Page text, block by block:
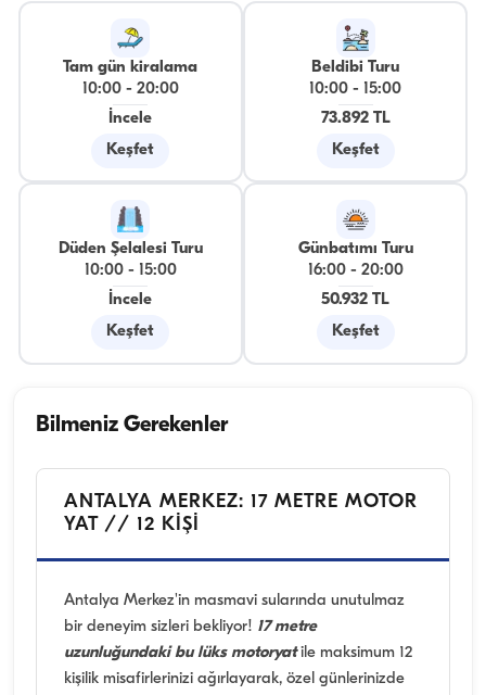
Tam gün kiralama
10:00- 20:00
İncele
Keşfet
Beldibi Turu
10:00 -
15:00
73.892 TL
Keşfet
Düden Şelalesi Turu
10:00-
15:00
İncele
Keşfet
Günbatımı Turu
16:00- 20:00
50.932 TL
Keşfet
Bilmeniz Gerekenler
ANTALYA MERKEZ: 17 METRE MOTOR
YAT // 12 KİŞİ
Antalya Merkez'in masmavi sularında unutulmaz
bir deneyim sizleri bekliyor! 17 metre
uzunluğundaki bu lüks motoryatile maksimum 12
kişilik misafirlerinizi ağırlayarak, özel günlerinizde